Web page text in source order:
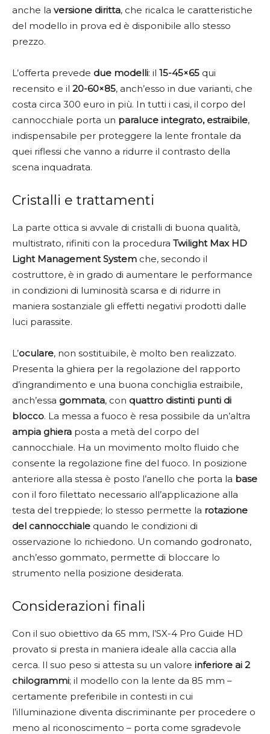
anche la versione diritta, che ricalca le caratteristiche
del modello in prova ed è disponibile allo stesso
prezzo.
L’offerta prevede due modelli: il 15-45×65 qui
recensito e il 20-60×85, anch’esso in due varianti, che
costa circa 300 euro in più. In tutti i casi, il corpo del
cannocchiale porta un paraluce integrato, estraibile,
indispensabile per proteggere la lente frontale da
quei riflessi che vanno a ridurre il contrasto della
scena inquadrata.
Cristalli e trattamenti
La parte ottica si avvale di cristalli di buona qualità,
multistrato, rifiniti con la procedura Twilight Max HD
Light Management System che, secondo il
costruttore, è in grado di aumentare le performance
in condizioni di luminosità scarsa e di ridurre in
maniera sostanziale gli effetti negativi prodotti dalle
luci parassite.
L’oculare, non sostituibile, è molto ben realizzato.
Presenta la ghiera per la regolazione del rapporto
d’ingrandimento e una buona conchiglia estraibile,
anch’essa gommata, con quattro distinti punti di
blocco. La messa a fuoco è resa possibile da un’altra
ampia ghiera posta a metà del corpo del
cannocchiale. Ha un movimento molto fluido che
consente la regolazione fine del fuoco. In posizione
anteriore alla stessa è posto l’anello che porta la base
con il foro filettato necessario all’applicazione alla
testa del treppiede; lo stesso permette la rotazione
del cannocchiale quando le condizioni di
osservazione lo richiedono. Un comando godronato,
anch’esso gommato, permette di bloccare lo
strumento nella posizione desiderata.
Considerazioni finali
Con il suo obiettivo da 65 mm, l’SX-4 Pro Guide HD
provato si presta in maniera ideale alla caccia alla
cerca. Il suo peso si attesta su un valore inferiore ai 2
chilogrammi; il modello con la lente da 85 mm –
certamente preferibile in contesti in cui
l’illuminazione diventa discriminante per procedere o
meno al riconoscimento – porta come sgradevole